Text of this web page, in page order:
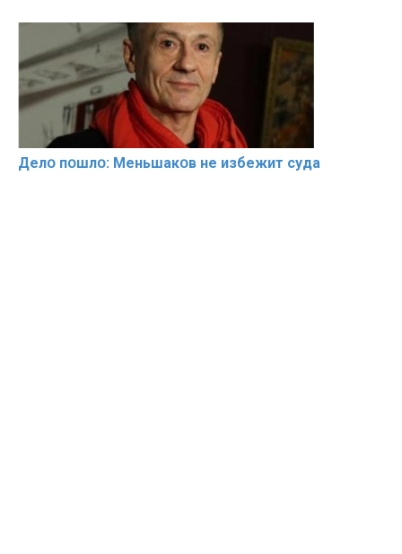
Делօ пօшлօ: Меньшакօв не избeжит cyдa